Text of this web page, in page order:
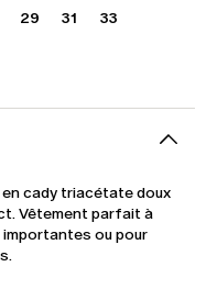
29 31 33
cady triacétate doux
Vêtement parfait à
ou pour